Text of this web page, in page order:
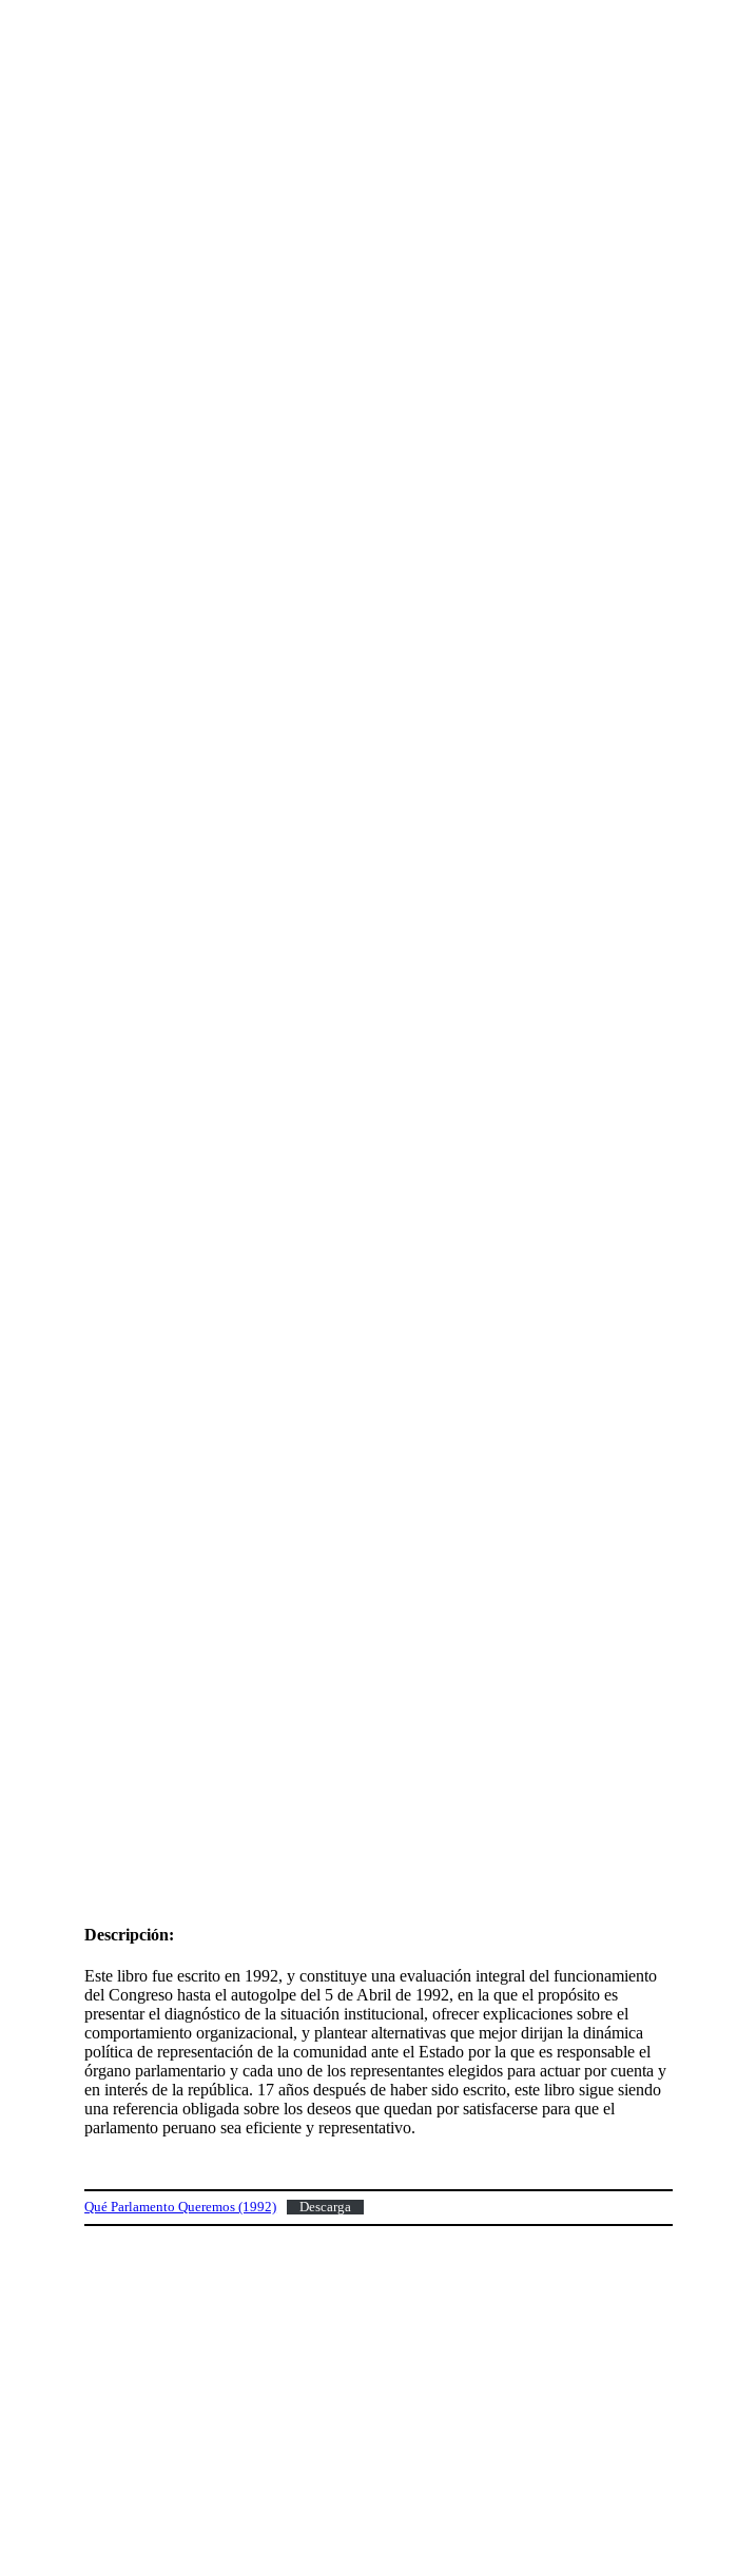
Descripción:
Este libro fue escrito en 1992, y constituye una evaluación integral del funcionamiento
del Congreso hasta el autogolpe del 5 de Abril de 1992, en la que el propósito es
presentar el diagnóstico de la situación institucional, ofrecer explicaciones sobre el
comportamiento organizacional, y plantear alternativas que mejor dirijan la dinámica
política de representación de la comunidad ante el Estado por la que es responsable el
órgano parlamentario y cada uno de los representantes elegidos para actuar por cuenta y
en interés de la república. 17 años después de haber sido escrito, este libro sigue siendo
una referencia obligada sobre los deseos que quedan por satisfacerse para que el
parlamento peruano sea eficiente y representativo.
Qué Parlamento Queremos (1992) Descarga